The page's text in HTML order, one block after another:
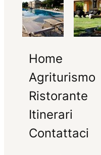
Home
Agriturismo
Ristorante
Itinerari
Contattaci